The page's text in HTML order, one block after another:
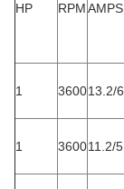
HP RPMAMPS
1 360013.2/
1 360011.2/